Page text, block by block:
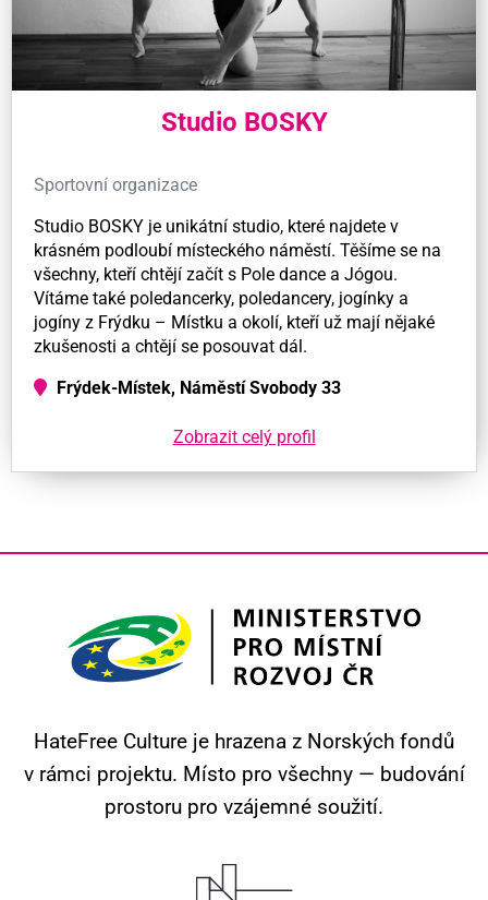
Studio BOSKY
Sportovní organizace
Studio BOSKY je unikátní studio, které najdete v
krásném podloubí místeckého náměstí. Těšíme se na
všechny, kteří chtějí začít s Pole dance a Jógou.
Vítáme také poledancerky, poledancery, jogínky a
jogíny z Frýdku – Místku a okolí, kteří už mají nějaké
zkušenosti a chtějí se posouvat dál.
Frýdek-Místek, Náměstí Svobody 33
Zobrazit celý profil
HateFree Culture je hrazena z Norských fondů
v rámci projektu. Místo pro všechny — budování
prostoru pro vzájemné soužití.